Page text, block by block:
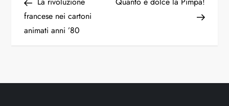
a
v
g
francese nei cartoni
animati anni ’80